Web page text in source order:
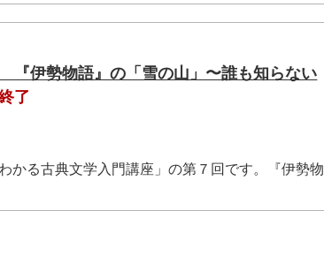
伊勢物語』の「雪の山」〜誰も知らない
了
かる古典文学入門講座」の第７回です。『伊勢物